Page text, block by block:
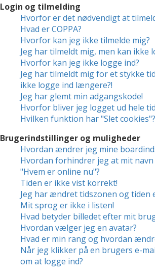
Login og tilmelding
Hvorfor er det nødvendigt at
Hvad er COPPA?
Hvorfor kan jeg ikke tilmelde mig?
Jeg har tilmeldt mig, men kan ikke
Hvorfor kan jeg ikke logge ind?
Jeg har tilmeldt mig for et stykke
ikke logge ind længere?!
Jeg har glemt min adgangskode!
Hvorfor bliver jeg logget ud hele
Hvilken funktion har "Slet cookies"?
Brugerindstillinger og muligheder
Hvordan ændrer jeg mine
Hvordan forhindrer jeg at mit
"Hvem er online nu"?
Tiden er ikke vist korrekt!
Jeg har ændret tidszonen og tiden
Mit sprog er ikke i listen!
Hvad betyder billedet efter mit
Hvordan vælger jeg en avatar?
Hvad er min rang og hvordan
Når jeg klikker på en brugers e-
om at logge ind?